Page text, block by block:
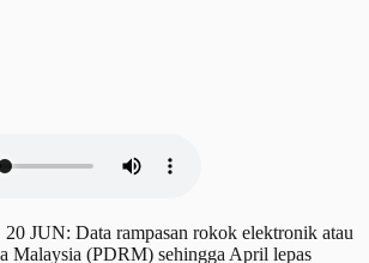
JUN: Data rampasan rokok elektronik atau
Malaysia (PDRM) sehingga April lepas